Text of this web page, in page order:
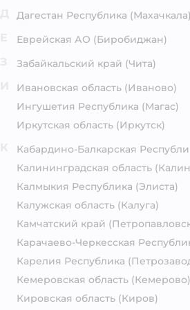
Дагестан Республика (Махачкала)
Еврейская АО (Биробиджан)
Забайкальский край (Чита)
Ивановская область (Иваново)
Ингушетия Республика (Магас)
Иркутская область (Иркутск)
Кабардино-Балкарская
Калининградская область
Калмыкия Республика (Элиста)
Калужская область (Калуга)
Камчатский край
Карачаево-Черкесская
Карелия Республика
Кемеровская область (Кемерово)
Кировская область (Киров)